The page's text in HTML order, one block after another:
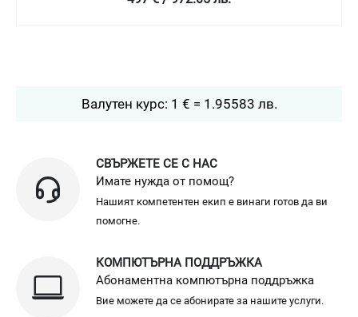
Валутен курс: 1 € = 1.95583 лв.
СВЪРЖЕТЕ СЕ С НАС
Имате нужда от помощ?
Нашият компетентен екип е винаги готов да ви
помогне.
КОМПЮТЪРНА ПОДДРЪЖКА
Абонаментна компютърна поддръжка
Вие можете да се абонирате за нашите услуги.